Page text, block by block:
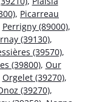
, Picarreau
Perrigny (89000),
(39130),
(39570),
(39800), Our
Orgelet (39270),
(39270),